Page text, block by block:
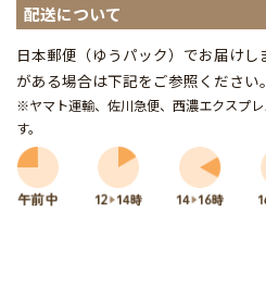
配送について
日本郵便（ゆうパック）でお届け
がある場合は下記をご参照ください。
※ヤマト運輸、佐川急便、西濃エクスプ
す。